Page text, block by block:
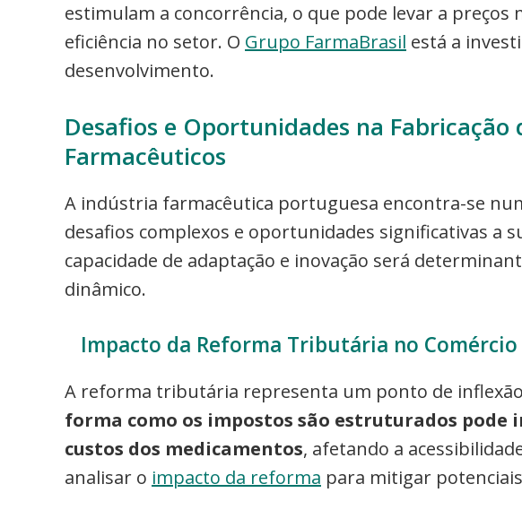
estimulam a concorrência, o que pode levar a preços
eficiência no setor. O Grupo FarmaBrasil está a
desenvolvimento.
Desafios e Oportunidades na Fabricação
Farmacêuticos
A indústria farmacêutica portuguesa encontra-se
desafios complexos e oportunidades significativas a
capacidade de adaptação e inovação será
dinâmico.
Impacto da Reforma Tributária no
A reforma tributária representa um ponto de
forma como os impostos são estruturados
custos dos medicamentos, afetando a
analisar o impacto da reforma para mitigar